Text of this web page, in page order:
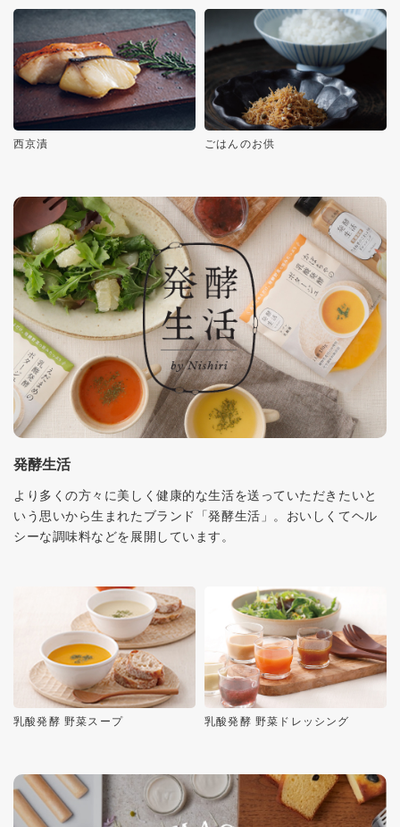
西京漬 ごはんのお供
発酵生活
より多くの方々に美しく健康的な生活を送っていただきたいと
いう思いから生まれたブランド「発酵生活」。おいしくてヘル
シーな調味料などを展開しています。
乳酸発酵 野菜スープ 乳酸発酵 野菜ドレッシング